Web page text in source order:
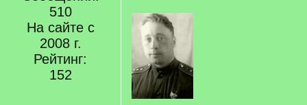
510
На сайте с
2008 г.
Рейтинг:
152